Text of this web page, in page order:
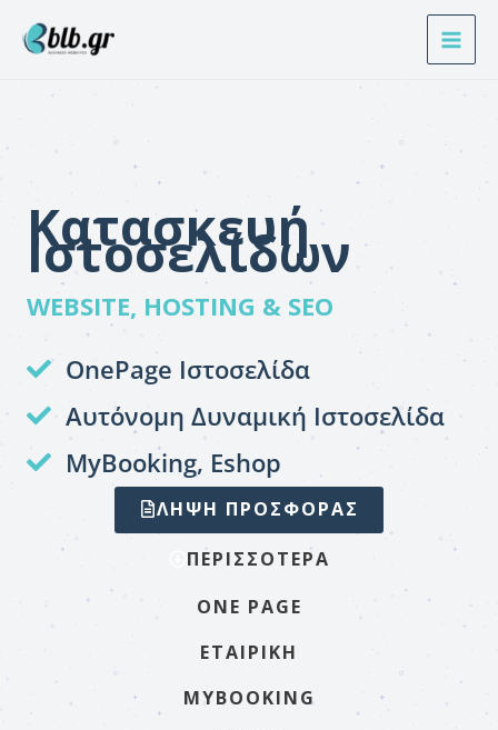
στο
Κατασκευή
Ιστοσελίδων
WEBSITE, HOSTING & SEO
OnePage Ιστοσελίδα
Αυτόνομη Δυναμική Ιστοσελίδα
MyBooking, Eshop
ΛΗΨΗ ΠΡΟΣΦΟΡΑΣ
ΠΕΡΙΣΣΟΤΕΡΑ
ONE PAGE
ΕΤΑΙΡΙΚΉ
MYBOOKING